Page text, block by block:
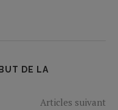
DE LA
Articles suivant